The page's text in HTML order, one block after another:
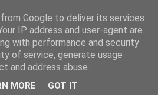
Google to deliver its services
IP address and user-agent are
with performance and security
of service, generate usage
and address abuse.
MORE GOT IT